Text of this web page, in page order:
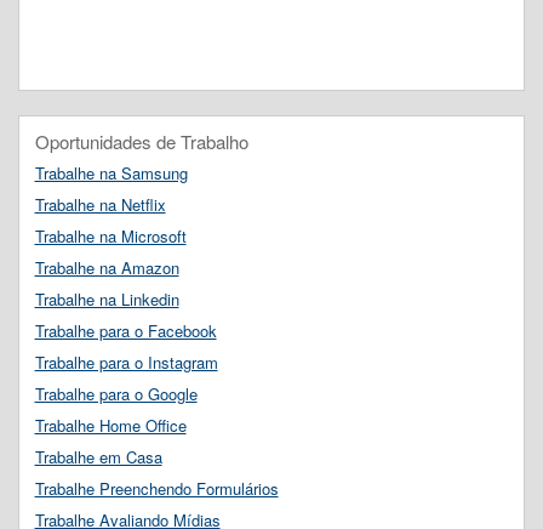
Oportunidades de Trabalho
Trabalhe na Samsung
Trabalhe na Netflix
Trabalhe na Microsoft
Trabalhe na Amazon
Trabalhe na Linkedin
Trabalhe para o Facebook
Trabalhe para o Instagram
Trabalhe para o Google
Trabalhe Home Office
Trabalhe em Casa
Trabalhe Preenchendo Formulários
Trabalhe Avaliando Mídias